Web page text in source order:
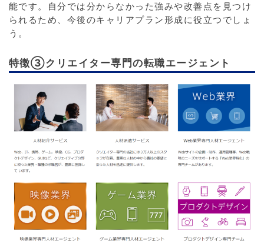
能です。自分では分からなかった強みや改善点を見つけ
られるため、今後のキャリアプラン形成に役立つでしょ
う。
特徴③クリエイター専門の転職エージェント